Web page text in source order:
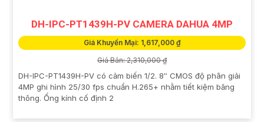
DH-IPC-PT1439H-PV CAMERA DAHUA 4MP
Giá Khuyến Mại: 1,617,000 ₫
Giá Bán: 2,310,000 ₫
DH-IPC-PT1439H-PV có cảm biến 1/2. 8″ CMOS độ phân giải
4MP ghi hình 25/30 fps chuẩn H.265+ nhằm tiết kiệm băng
thông. Ống kính cố định 2